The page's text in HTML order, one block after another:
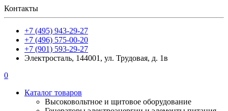
Контакты
+7 (495) 943-29-27
+7 (496) 575-00-20
+7 (901) 593-29-27
Электросталь, 144001, ул. Трудовая, д. 1в
0
Каталог товаров
Высоковольтное и щитовое оборудование